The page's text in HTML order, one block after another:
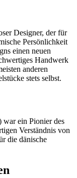
Designer, der für
Persönlichkeit
einen neuen
Handwerk
anderen
stets selbst.
ein Pionier des
Verständnis von
die dänische